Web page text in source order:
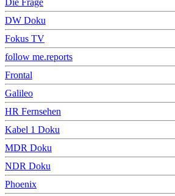
DW Doku
Fokus TV
follow me.reports
Frontal
Galileo
HR Fernsehen
Kabel 1 Doku
MDR Doku
NDR Doku
Phoenix